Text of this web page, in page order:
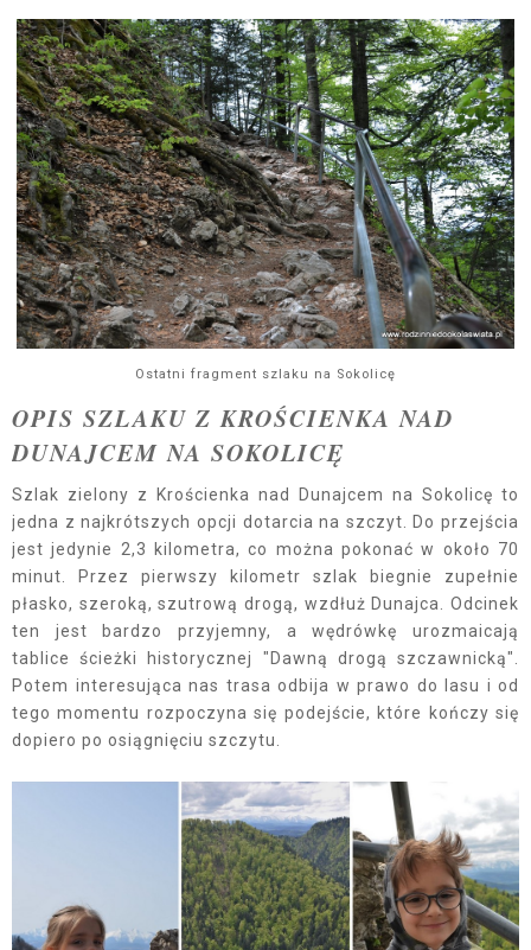
Ostatni fragment szlaku na Sokolicę
OPIS SZLAKU Z KROŚCIENKA NAD
DUNAJCEM NA SOKOLICĘ
Szlak zielony z Krościenka nad Dunajcem na Sokolicę to
jedna z najkrótszych opcji dotarcia na szczyt. Do przejścia
jest jedynie 2,3 kilometra, co można pokonać w około 70
minut. Przez pierwszy kilometr szlak biegnie zupełnie
płasko, szeroką, szutrową drogą, wzdłuż Dunajca. Odcinek
ten jest bardzo przyjemny, a wędrówkę urozmaicają
tablice ścieżki historycznej "Dawną drogą szczawnicką".
Potem interesująca nas trasa odbija w prawo do lasu i od
tego momentu rozpoczyna się podejście, które kończy się
dopiero po osiągnięciu szczytu.